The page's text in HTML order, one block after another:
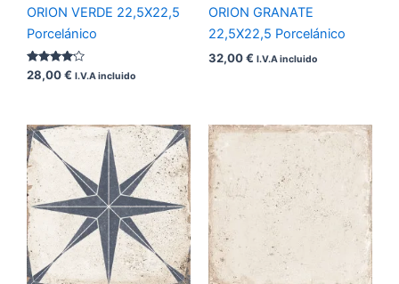
ORION VERDE 22,5X22,5
Porcelánico
Valorado
con
28,00€ I.V.A incluido
ORION GRANATE
22,5X22,5 Porcelánico
32,00€ I.V.A incluido